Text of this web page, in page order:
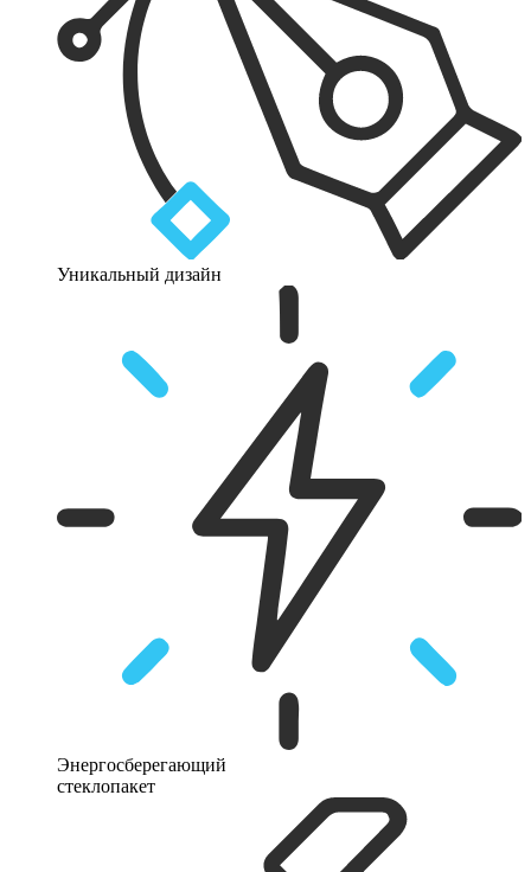
Уникальный дизайн
Энергосберегающий
стеклопакет